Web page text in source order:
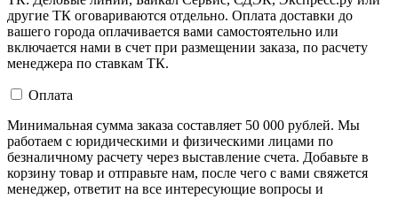
другие ТК оговариваются отдельно. Оплата доставки до
вашего города оплачивается вами самостоятельно или
включается нами в счет при размещении заказа, по расчету
менеджера по ставкам ТК.
Оплата
Минимальная сумма заказа составляет 50 000 рублей. Мы
работаем с юридическими и физическими лицами по
безналичному расчету через выставление счета. Добавьте в
корзину товар и отправьте нам, после чего с вами свяжется
менеджер, ответит на все интересующие вопросы и